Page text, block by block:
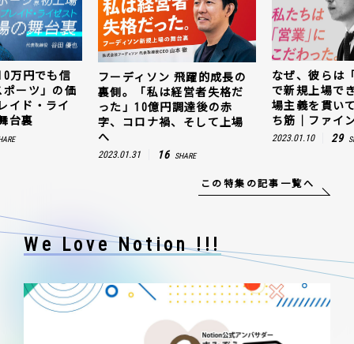
躍的成長の
営者失格だ
達後の赤
そして上場
なぜ、彼らは「動画領域」
で新規上場できたのか。現
場主義を貫いて見つけた勝
ち筋｜ファインズ 三輪幸将
2023.01.10
キャッシュ残
じ抜いた「e
値。ウェルプ
ゼスト上場の
2023.03.20 5
この特集の記事一覧へ
We Love Notion !!!